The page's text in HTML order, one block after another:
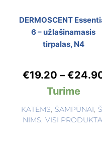
DERMOSCENT
6 – užlašinamasis
tirpalas, N4
€19.20 – €
Turime
KATĖMS ŠAMPŪNAI
NIMS VISI